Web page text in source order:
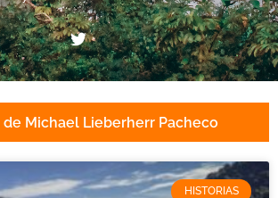
Michael Lieberherr Pacheco
HISTORIAS